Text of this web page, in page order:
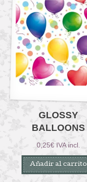
GLOSSY
BALLOONS
0,25€ IVA incl.
Añadir al carrito